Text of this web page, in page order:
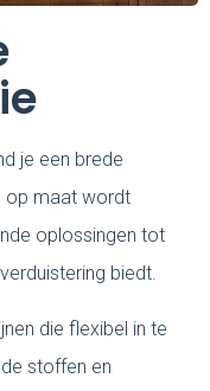
je een brede
op maat wordt
oplossingen tot
biedt.
die flexibel in te
stoffen en